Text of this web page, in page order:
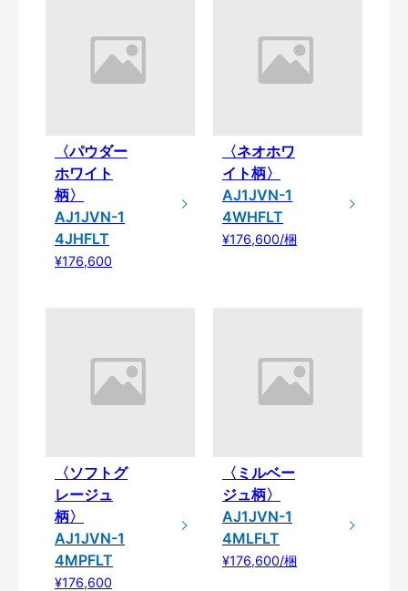
〈パウダー
ホワイト
柄〉
AJ1JVN-1
4JHFLT
¥176,600
〈ネオホワ
イト柄〉
AJ1JVN-1
4WHFLT
¥176,600/梱
〈ソフトグ
レージュ
柄〉
AJ1JVN-1
4MPFLT
¥176,600
〈ミルベー
ジュ柄〉
AJ1JVN-1
4MLFLT
¥176,600/梱